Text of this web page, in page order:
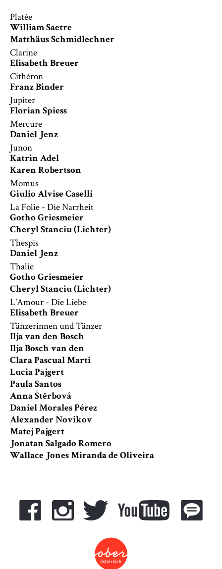
Platée
William Saetre
Matthäus Schmidlechner
Clarine
Elisabeth Breuer
Cithéron
Franz Binder
Jupiter
Florian Spiess
Mercure
Daniel Jenz
Junon
Katrin Adel
Karen Robertson
Momus
Giulio Alvise Caselli
La Folie - Die Narrheit
Gotho Griesmeier
Cheryl Stanciu (Lichter)
Thespis
Daniel Jenz
Thalie
Gotho Griesmeier
Cheryl Stanciu (Lichter)
L'Amour - Die Liebe
Elisabeth Breuer
Tänzerinnen und Tänzer
Ilja van den Bosch
Ilja Bosch van den
Clara Pascual Marti
Lucia Pajgert
Paula Santos
Anna Štĕrbová
Daniel Morales Pérez
Alexander Novikov
Matej Pajgert
Jonatan Salgado Romero
Wallace Jones Miranda de Oliveira